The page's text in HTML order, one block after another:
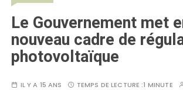
Le Gouvernement met
nouveau cadre de
photovoltaïque
IL Y A 15 ANS TEMPS DE LECTURE :1 MINUTE